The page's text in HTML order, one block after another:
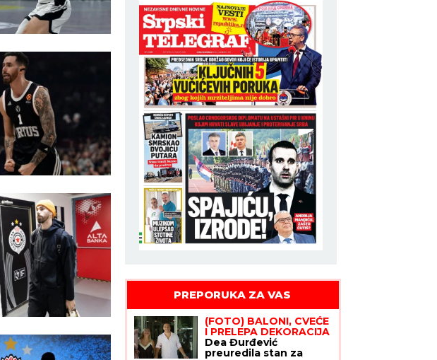
PREPORUKA ZA VAS
(FOTO) BALONI, CVEĆE
I PRELEPA DEKORACIJA
Dea Đurđević
preuredila stan za